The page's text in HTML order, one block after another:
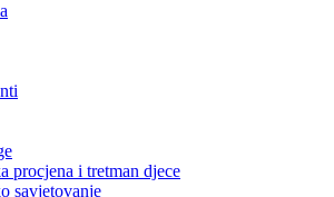
procjena i tretman djece
savjetovanje